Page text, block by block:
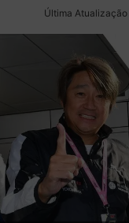
Última